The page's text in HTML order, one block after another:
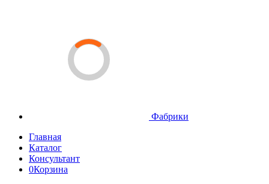
Фабрики
Главная
Каталог
Консультант
0Корзина